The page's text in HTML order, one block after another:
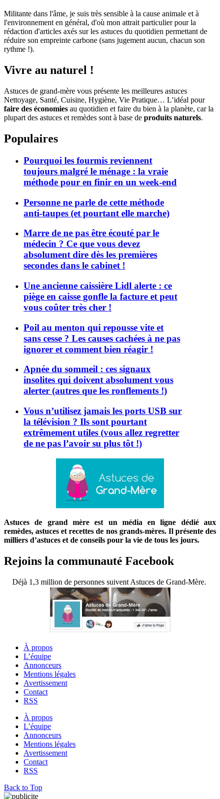
Militante dans l'âme, je suis très sensible à la cause animale et à
l'environnement en général, d'où mon attrait particulier pour la
rédaction d'articles axés sur les astuces du quotidien permettant de
réduire son empreinte carbone (sans jugement aucun, chacun son
rythme !).
Vivre au naturel !
Astuces de grand-mère vous présente les meilleures astuces
Nettoyage, Santé, Cuisine, Hygiène, Vie Pratique… L’idéal pour
faire des économies au quotidien et faire du bien à la planète, car la
plupart des astuces et remèdes sont à base de produits naturels.
Populaires
Pourquoi les fourmis reviennent
toujours malgré le ménage : la vraie
méthode pour en finir en un week-end
Personne ne parle de cette méthode
anti-taupes (et pourtant elle marche)
Marre de ne pas être écouté par le
médecin ? Ce que vous devez
absolument dire dès les premières
secondes dans le cabinet !
Une ancienne caissière Lidl alerte : ce
piège en caisse gonfle la facture et peut
vous coûter très cher !
Poil au menton qui repousse vite et
sans cesse ? Les causes cachées à ne pas
ignorer et comment bien réagir !
Apnée du sommeil : ces signaux
insolites qui doivent absolument vous
alerter (autres que les ronflements !)
Vous n’utilisez jamais les ports USB sur
la télévision ? Ils sont pourtant
extrêmement utiles (vous allez regretter
de ne pas l’avoir su plus tôt !)
Astuces de grand mère est un média en ligne dédié aux
remèdes, astuces et recettes de nos grands-mères. Il présente des
milliers d’astuces et de conseils pour la vie de tous les jours.
Rejoins la communauté Facebook
Déjà 1,3 million de personnes suivent Astuces de Grand-Mère.
À propos
L’équipe
Annonceurs
Mentions légales
Avertissement
Contact
RSS
À propos
L’équipe
Annonceurs
Mentions légales
Avertissement
Contact
RSS
Back to Top